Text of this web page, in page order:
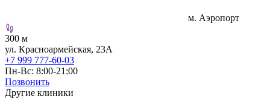
м. Аэропорт
300 м
ул. Красноармейская, 23А
+7 999 777-60-03
Пн-Вс: 8:00-21:00
Позвонить
Другие клиники